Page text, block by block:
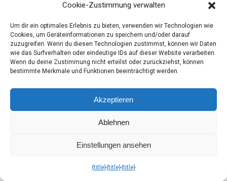
Cookie-Zustimmung verwalten
Um dir ein optimales Erlebnis zu bieten, verwenden wir Technologien wie
Cookies, um Geräteinformationen zu speichern und/oder darauf
zuzugreifen. Wenn du diesen Technologien zustimmst, können wir Daten
wie das Surfverhalten oder eindeutige IDs auf dieser Website verarbeiten.
Wenn du deine Zustimmung nicht erteilst oder zurückziehst, können
bestimmte Merkmale und Funktionen beeinträchtigt werden.
Akzeptieren
Ablehnen
Einstellungen ansehen
{title}{title}{title}